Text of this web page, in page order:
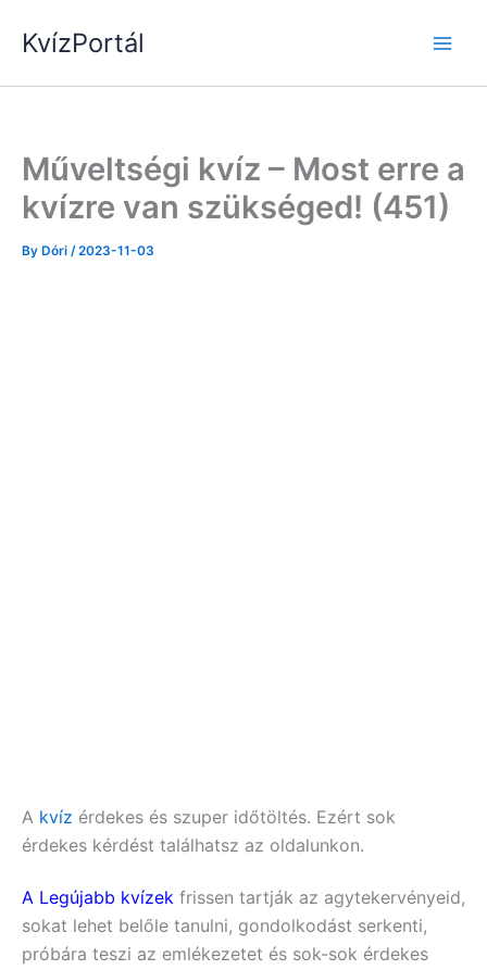
KvízPortál
Műveltségi kvíz – Most erre a
kvízre van szükséged! (451)
By Dóri /2023-11-03
A kvíz érdekes és szuper időtöltés. Ezért sok
érdekes kérdést találhatsz az oldalunkon.
A Legújabb kvízek frissen tartják az agytekervényeid,
sokat lehet belőle tanulni, gondolkodást serkenti,
próbára teszi az emlékezetet és sok-sok érdekes